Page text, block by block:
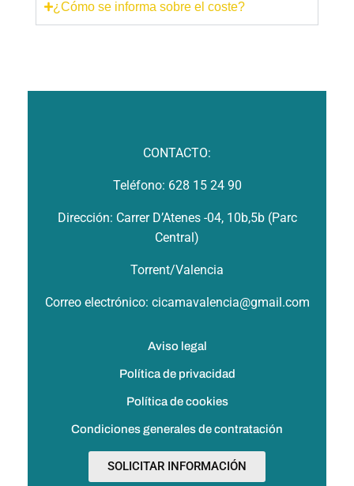
¿Cómo se informa sobre el coste?
CONTACTO:
Teléfono: 628 15 24 90
Dirección: Carrer D’Atenes -04, 10b,5b (Parc
Central)
Torrent/Valencia
Correo electrónico: cicamavalencia@gmail.com
Aviso legal
Política de privacidad
Política de cookies
Condiciones generales de contratación
SOLICITAR INFORMACIÓN